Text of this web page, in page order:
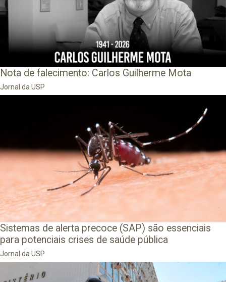
Nota de falecimento: Carlos Guilherme Mota
Jornal da USP
Sistemas de alerta precoce (SAP) são essenciais
para potenciais crises de saúde pública
Jornal da USP